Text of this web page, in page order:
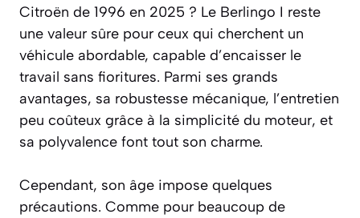
Citroën de 1996 en 2025 ? Le Berlingo I reste
une valeur sûre pour ceux qui cherchent un
véhicule abordable, capable d’encaisser le
travail sans fioritures. Parmi ses grands
avantages, sa robustesse mécanique, l’entretien
peu coûteux grâce à la simplicité du moteur, et
sa polyvalence font tout son charme.
Cependant, son âge impose quelques
précautions. Comme pour beaucoup de